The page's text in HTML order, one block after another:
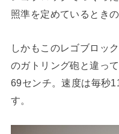
照準を定めているときの
しかもこのレゴブロッ
のガトリング砲と違っ
69センチ。速度は毎秒
す。